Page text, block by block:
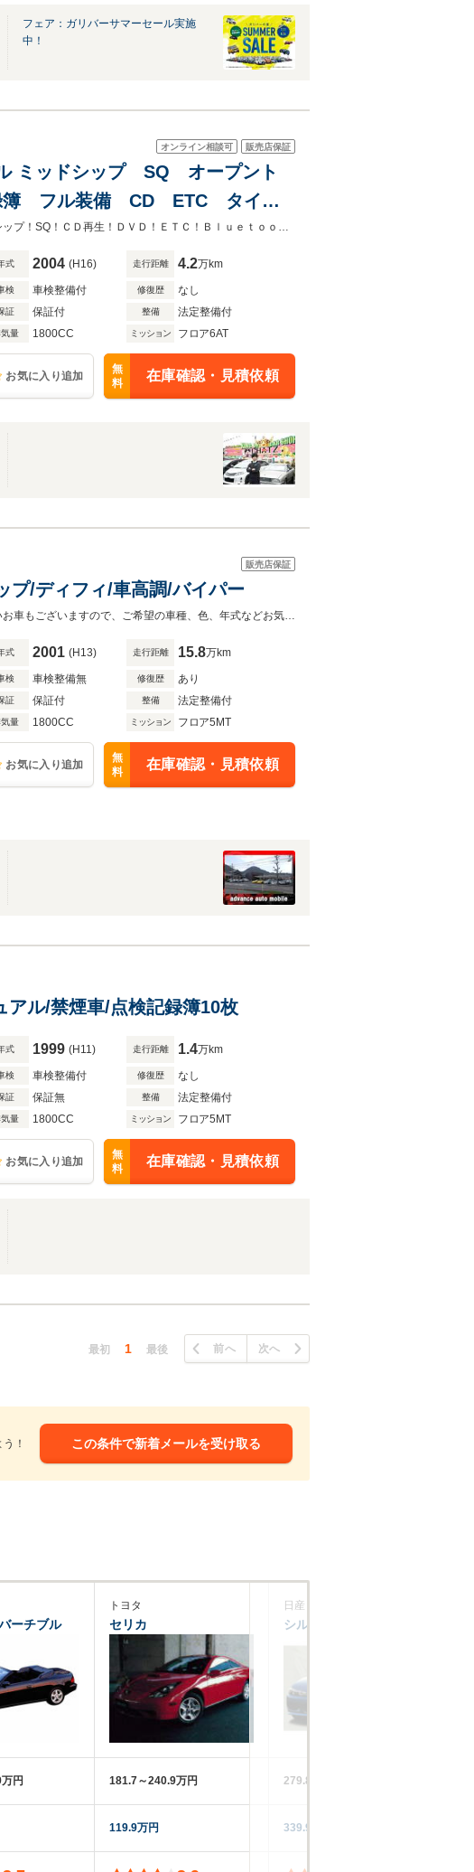
フェア：ガリバーサマーセール実施
中！
オンライン相談可 販売店保証
ミッドシップ SQ オープント
簿 フル装備 CD ETC タイミ
オープントップ幌！車検残多い！外品エアロ！純正ＡＷ！ミッドシップ！SQ！ＣＤ再生！ＤＶＤ！ＥＴＣ！Ｂｌｕｅｔｏｏｔｈ！キーレス！ＡＢＳ！パワステ！フル装備！Tチェーン式
式 2004 (H16) 走行距離 4.2万km
検 車検整備付 修復歴 なし
証 保証付 整備 法定整備付
量 1800CC ミッション フロア6AT
お気に入り追加
無
料
在庫確認・見積依頼
販売店保証
プ/ディフィ/車高調/バイパー
当店ではお買い得車輌を多数取り揃えております。掲載在庫にないお車もございますので、ご希望の車種、色、年式などお気軽にお電話にてお問合せください♪
式 2001 (H13) 走行距離 15.8万km
検 車検整備無 修復歴 あり
証 保証付 整備 法定整備付
量 1800CC ミッション フロア5MT
お気に入り追加
無
料
在庫確認・見積依頼
アル/禁煙車/点検記録簿10枚
式 1999 (H11) 走行距離 1.4万km
検 車検整備付 修復歴 なし
証 保証無 整備 法定整備付
量 1800CC ミッション フロア5MT
お気に入り追加
無
料
在庫確認・見積依頼
最初 1 最後 前へ 次へ
！ この条件で新着メールを受け取る
ーチブル
円
トヨタ
セリカ
181.7～240.9万円
119.9万円
日産
シルビアヴァリエッタ
279.8～289.5万円
339.9万円